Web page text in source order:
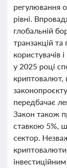
регулювання
рівні.
глобальній
транзакцій та
користувачів
у 2025 році
криптовалют,
передбачає
Закон також
ставкою 5%,
сектор.